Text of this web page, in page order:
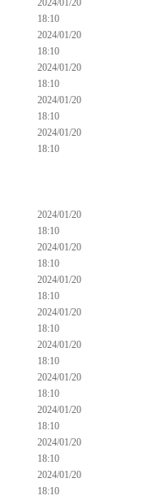
18:10
2024/01/20
18:10
2024/01/20
18:10
2024/01/20
18:10
2024/01/20
18:10
2024/01/20
18:10
2024/01/20
18:10
2024/01/20
18:10
2024/01/20
18:10
2024/01/20
18:10
2024/01/20
18:10
2024/01/20
18:10
2024/01/20
18:10
2024/01/20
18:10